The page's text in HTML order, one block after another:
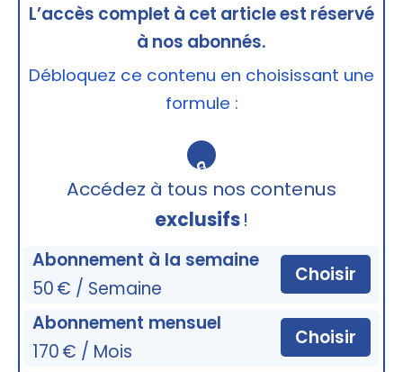
L’accès complet à cet article est réservé
à nos abonnés.
Débloquez ce contenu en choisissant une
formule :
🔒
Accédez à tous nos contenus
exclusifs!
Abonnement à la semaine
50 € / Semaine
Choisir
Abonnement mensuel
170 € / Mois
Choisir